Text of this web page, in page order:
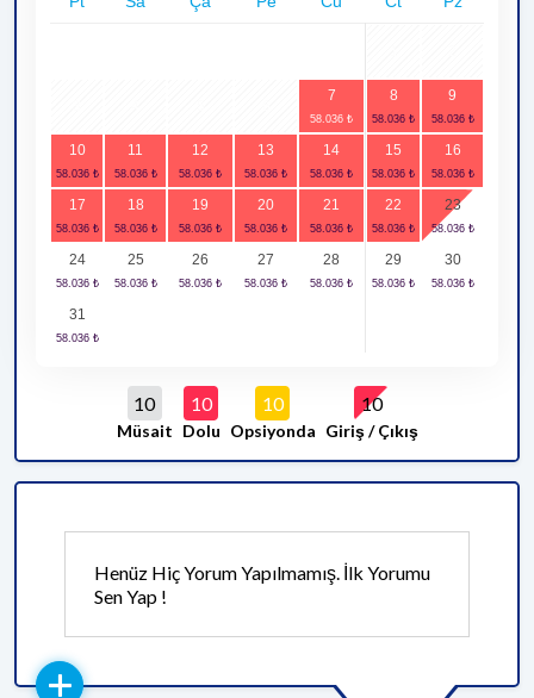
7 8 9
10 11 12 13 14 15 16
17 18 19 20 21 22 23
24 25 26 27 28 29 30
31
10
Müsait
10
Dolu
10
Opsiyonda
10
Giriş / Çıkış
Henüz Hiç Yorum Yapılmamış. İlk Yorumu
Sen Yap !